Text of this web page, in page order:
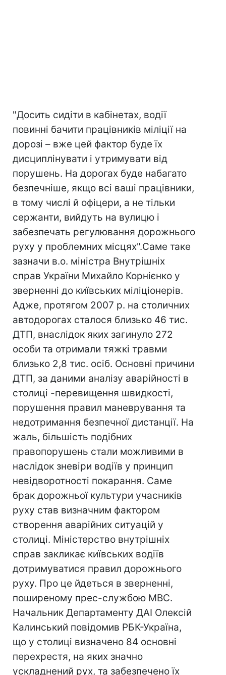
"Досить сидіти в кабінетах, водії
повинні бачити працівників міліції на
дорозі – вже цей фактор буде їх
дисциплінувати і утримувати від
порушень. На дорогах буде набагато
безпечніше, якщо всі ваші працівники,
в тому числі й офіцери, а не тільки
сержанти, вийдуть на вулицю і
забезпечать регулювання дорожнього
руху у проблемних місцях".Саме таке
зазначи в.о. міністра Внутрішніх
справ України Михайло Корнієнко у
зверненнi до київських мiлiцiонерiв.
Адже, протягом 2007 р. на столичних
автодорогах сталося близько 46 тис.
ДТП, внаслідок яких загинуло 272
особи та отримали тяжкі травми
близько 2,8 тис. осіб. Основні причини
ДТП, за даними аналізу аварійності в
столицi -перевищення швидкості,
порушення правил маневрування та
недотримання безпечної дистанції. На
жаль, більшість подібних
правопорушень стали можливими в
наслідок зневіри водіїв у принцип
невідворотності покарання. Саме
брак дорожньої культури учасників
руху став визначним фактором
створення аварійних ситуацій у
столиці. Міністерство внутрішніх
справ закликає київських водіїв
дотримуватися правил дорожнього
руху. Про це йдеться в зверненні,
поширеному прес-службою МВС.
Начальник Департаменту ДАІ Олексій
Калинський повiдомив РБК-Україна,
що у столиці визначено 84 основні
перехрестя, на яких значно
ускладнений рух, та забезпечено їх